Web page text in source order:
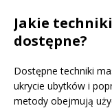
Jakie
dostępne?
Dostępne techniki
ukrycie ubytków i
metody obejmują